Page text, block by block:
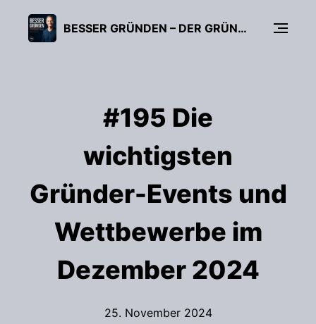
BESSER GRÜNDEN – DER GRÜNDUNGS-PODCAST (FÜR UNTERNEHMER, FREIBERUFLER & START-UPS)
#195 Die
wichtigsten
Gründer-Events und
Wettbewerbe im
Dezember 2024
25. November 2024